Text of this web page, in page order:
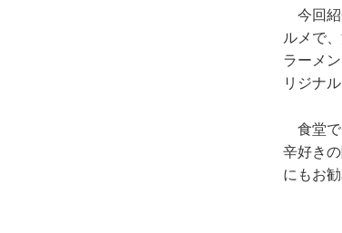
今回紹
ルメで
ラーメ
リジナル
食堂で
辛好き
にもお勧